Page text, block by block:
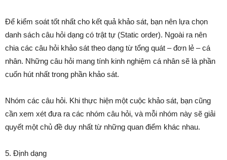
Để kiểm soát tốt nhất cho kết quả khảo sát, bạn nên lựa chọn
danh sách câu hỏi dạng có trật tự (Static order). Ngoài ra nên
chia các câu hỏi khảo sát theo dạng từ tổng quát – đơn lẻ – cá
nhân. Những câu hỏi mang tính kinh nghiệm cá nhân sẽ là phần
cuốn hút nhất trong phần khảo sát.
Nhóm các câu hỏi. Khi thực hiện một cuộc khảo sát, bạn cũng
cần xem xét đưa ra các nhóm câu hỏi, và mỗi nhóm này sẽ giải
quyết một chủ đề duy nhất từ những quan điểm khác nhau.
5. Định dạng